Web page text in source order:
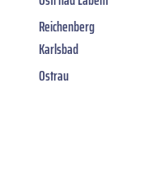
Reichenberg
Karlsbad
Ostrau